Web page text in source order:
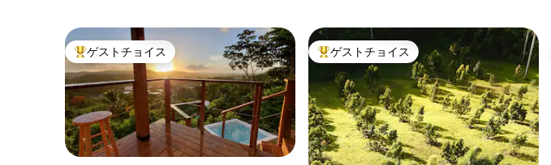
大好評のゲストチョイスです。
ゲストチョイス 大好評のゲストチョイスです。
ゲストチョイス